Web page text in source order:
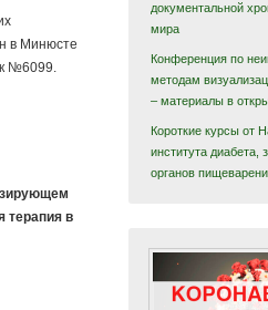
в Минюсте
№6099.
терапия в
документальной
мира
Конференция по
методам
– материалы в
Короткие курсы от
института диабета,
органов